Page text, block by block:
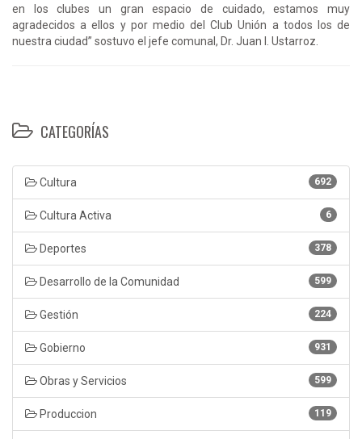
en los clubes un gran espacio de cuidado, estamos muy
agradecidos a ellos y por medio del Club Unión a todos los de
nuestra ciudad” sostuvo el jefe comunal, Dr. Juan I. Ustarroz.
CATEGORÍAS
692
Cultura
6
Cultura Activa
378
Deportes
599
Desarrollo de la Comunidad
224
Gestión
931
Gobierno
599
Obras y Servicios
119
Produccion